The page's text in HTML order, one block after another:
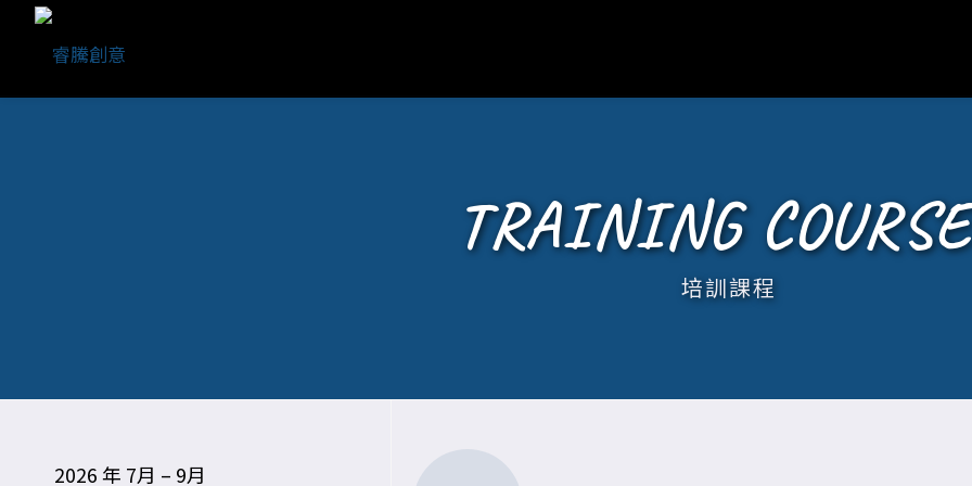
TRAINING
培訓課程
2026 年 7月 – 9月